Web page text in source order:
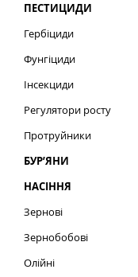
ПЕСТИЦИДИ
Гербіциди
Фунгіциди
Інсекциди
Регулятори росту
Протруйники
БУР’ЯНИ
НАСІННЯ
Зернові
Зернобобові
Олійні